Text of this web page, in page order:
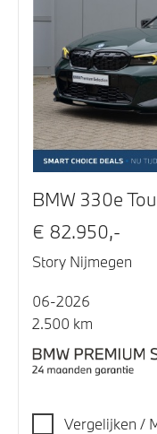
BMW 330e
€ 82.950,-
Story Nijmegen
06-2026
2.500 km
Vergelijken /